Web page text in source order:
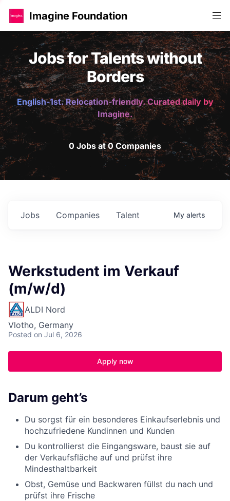
Imagine Foundation
Jobs for Talents without
Borders
English-1st. Relocation-friendly. Curated daily by
Imagine.
0 Jobs at 0 Companies
Jobs Companies Talent My alerts
Werkstudent im Verkauf
(m/w/d)
ALDI Nord
Vlotho, Germany
Posted on Jul 6, 2026
Apply now
Darum geht’s
Du sorgst für ein besonderes Einkaufserlebnis und
hochzufriedene Kundinnen und Kunden
Du kontrollierst die Eingangsware, baust sie auf
der Verkaufsfläche auf und prüfst ihre
Mindesthaltbarkeit
Obst, Gemüse und Backwaren füllst du nach und
prüfst ihre Frische